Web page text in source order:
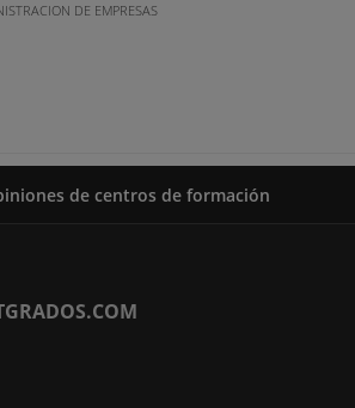
DE EMPRESAS
de centros de formación